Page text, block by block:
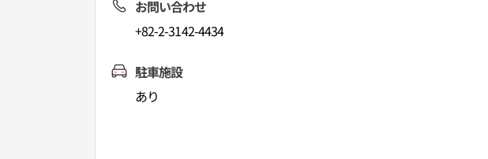
お問い合わせ
+82-2-3142-4434
駐車施設
あり